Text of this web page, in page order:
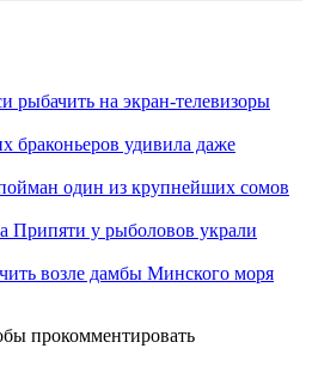
рыбачить на экран-телевизоры
браконьеров удивила даже
один из крупнейших сомов
Припяти у рыболовов украли
возле дамбы Минского моря
прокомментировать